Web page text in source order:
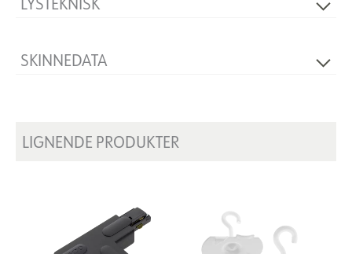
SKINNEDATA
LIGNENDE PRODUKTER